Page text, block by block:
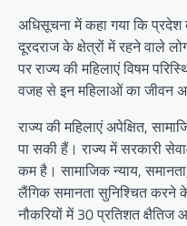
अधिसूचना में कहा गया कि
दूरदराज के क्षेत्रों में रहने वाले
पर राज्य की महिलाएं विषम
वजह से इन महिलाओं का जीवन
राज्य की महिलाएं अपेक्षित,
पा सकी हैं। राज्य में सरकारी
कम है। सामाजिक न्याय,
लैंगिक समानता सुनिश्चित करने
नौकरियों में 30 प्रतिशत क्षैतिज